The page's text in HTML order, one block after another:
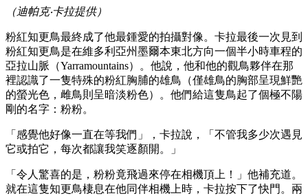
（迪帕克‧卡拉提供）
粉紅知更鳥最終成了他最鍾愛的拍攝對像。卡拉最後一次見到
粉紅知更鳥是在維多利亞州墨爾本東北方向一個半小時​​車程的
亞拉山脈（Yarramountains）。他說，他和他的觀鳥夥伴在那
裡認識了一隻特殊的粉紅胸脯的雄鳥（僅雄鳥的胸部呈現鮮艷
的螢光色，雌鳥則呈暗淡粉色）。他們給這隻鳥起了個極不陽
剛的名字：粉粉。
「感覺他好像一直在等我們」，卡拉說，「不管我多少次遇見
它或拍它，每次都讓我笑逐顏開。」
「令人驚喜的是，粉粉竟飛過來停在相機頂上！」他補充道。
就在這隻知更鳥棲息在他同伴相機上時，卡拉按下了快門。兩